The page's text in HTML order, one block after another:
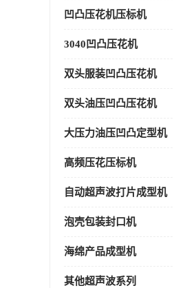
凹凸压花机压标机
3040凹凸压花机
双头服装凹凸压花机
双头油压凹凸压花机
大压力油压凹凸定型机
高频压花压标机
自动超声波打片成型机
泡壳包装封口机
海绵产品成型机
其他超声波系列